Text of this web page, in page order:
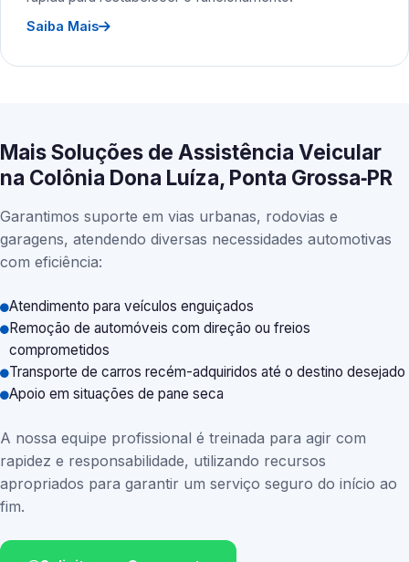
Saiba Mais
Mais Soluções de Assistência Veicular
na Colônia Dona Luíza, Ponta Grossa‑PR
Garantimos suporte em vias urbanas, rodovias e
garagens, atendendo diversas necessidades automotivas
com eficiência:
Atendimento para veículos enguiçados
Remoção de automóveis com direção ou freios
comprometidos
Transporte de carros recém-adquiridos até o destino desejado
Apoio em situações de pane seca
A nossa equipe profissional é treinada para agir com
rapidez e responsabilidade, utilizando recursos
apropriados para garantir um serviço seguro do início ao
fim.